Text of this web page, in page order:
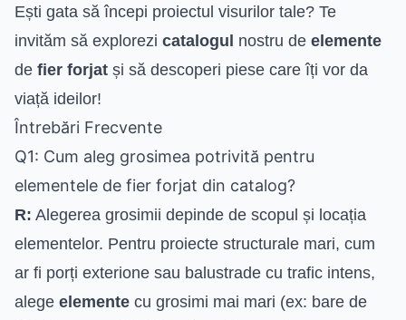
Ești gata să începi proiectul visurilor tale? Te
invităm să explorezi catalogul nostru de elemente
de fier forjat și să descoperi piese care îți vor da
viață ideilor!
Întrebări Frecvente
Q1: Cum aleg grosimea potrivită pentru
elementele de fier forjat din catalog?
R: Alegerea grosimii depinde de scopul și locația
elementelor. Pentru proiecte structurale mari, cum
ar fi porți exterione sau balustrade cu trafic intens,
alege elemente cu grosimi mai mari (ex: bare de